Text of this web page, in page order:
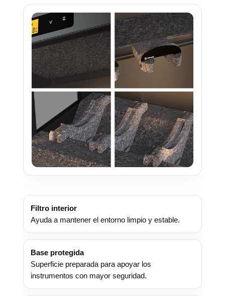
Filtro interior
Ayuda a mantener el entorno limpio y estable.
Base protegida
Superficie preparada para apoyar los
instrumentos con mayor seguridad.